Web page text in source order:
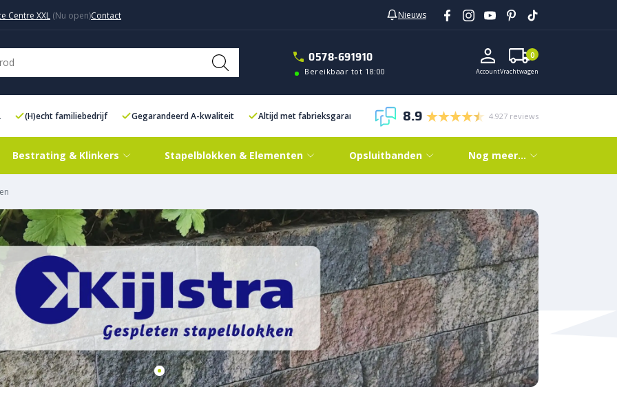
Centre XXL Contact Nieuws
0578-691910
Bereikbaar tot 18:00 AccountVrachtwagen
0
(H)echt familiebedrijf Gegarandeerd A-kwaliteit Altijd met fabrieksgarantie 8.9 4.927 reviews
Bestrating & Klinkers Stapelblokken & Elementen Opsluitbanden Nog meer…